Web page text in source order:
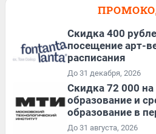
Cкидка 400
посещение арт-
расписания
До 31 декабря, 2026
Скидка 72 000
образование и
образование в
До 31 августа, 2026